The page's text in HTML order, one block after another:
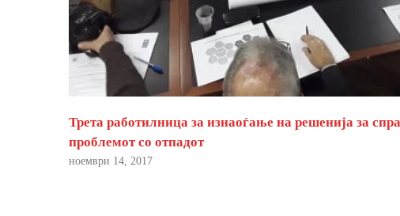
Трета работилница за изнаоѓање на решенија за
проблемот со отпадот
ноември 14, 2017